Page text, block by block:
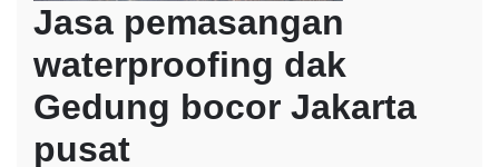
Jasa pemasangan
waterproofing dak
Gedung bocor Jakarta
pusat